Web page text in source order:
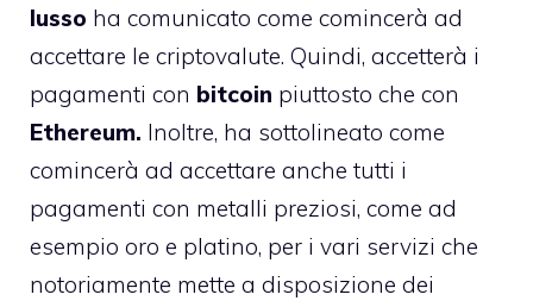
lusso ha comunicato come comincerà ad
accettare le criptovalute. Quindi, accetterà i
pagamenti con bitcoin piuttosto che con
Ethereum. Inoltre, ha sottolineato come
comincerà ad accettare anche tutti i
pagamenti con metalli preziosi, come ad
esempio oro e platino, per i vari servizi che
notoriamente mette a disposizione dei